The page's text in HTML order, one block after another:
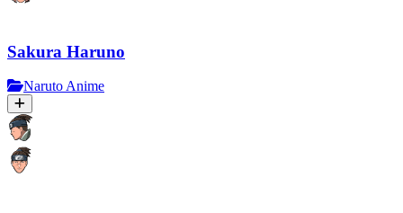
Sakura Haruno
Naruto Anime